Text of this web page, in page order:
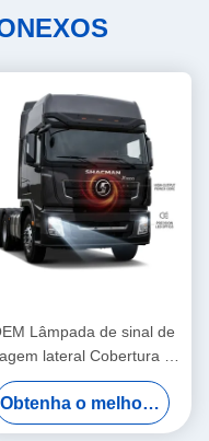
Lâmpada de sinal de
lateral Cobertura de
proteção de proteção de
pesado Substituição
de ajuste direto para
Obtenha o melhor preço